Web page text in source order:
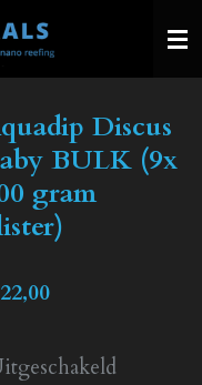
Discus
BULK (9x
gram